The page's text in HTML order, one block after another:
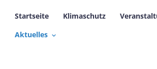
Startseite Klimaschutz
Aktuelles